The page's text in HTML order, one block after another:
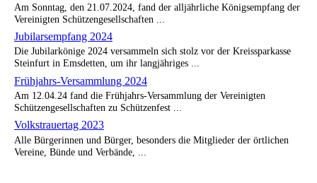
Am Sonntag, den 21.07.2024, fand der alljährliche Königsempfang der
Vereinigten Schützengesellschaften ...
Jubilarsempfang 2024
Die Jubilarkönige 2024 versammeln sich stolz vor der Kreissparkasse
Steinfurt in Emsdetten, um ihr langjähriges ...
Frühjahrs-Versammlung 2024
Am 12.04.24 fand die Frühjahrs-Versammlung der Vereinigten
Schützengesellschaften zu Schützenfest ...
Volkstrauertag 2023
Alle Bürgerinnen und Bürger, besonders die Mitglieder der örtlichen
Vereine, Bünde und Verbände, ...